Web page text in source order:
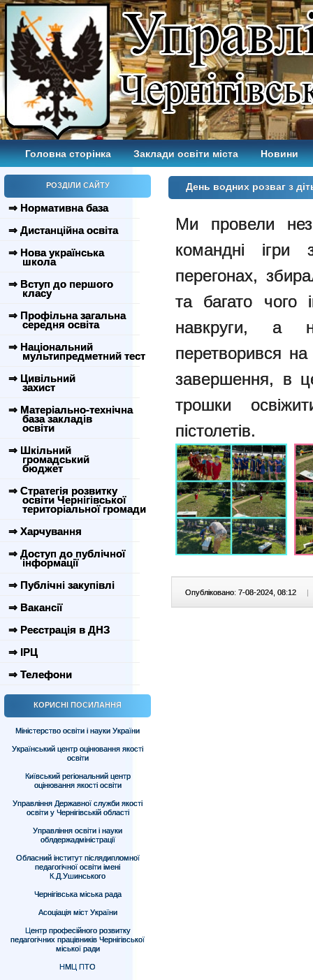
Головна сторінка Заклади освіти міста Новини
РОЗДІЛИ САЙТУ
⇒ Нормативна база
⇒ Дистанційна освіта
⇒ Нова українська
школа
⇒ Вступ до першого
класу
⇒ Профільна загальна
середня освіта
⇒ Національний
мультипредметний тест
⇒ Цивільний
захист
⇒ Матеріально-технічна
база закладів
освіти
⇒ Шкільний
громадський
бюджет
⇒ Стратегія розвитку
освіти Чернігівської
територіальної громади
⇒ Харчування
⇒ Доступ до публічної
інформації
⇒ Публічні закупівлі
⇒ Вакансії
⇒ Реєстрація в ДНЗ
⇒ ІРЦ
⇒ Телефони
КОРИСНІ ПОСИЛАННЯ
Міністерство освіти і науки України
Український центр оцінювання якості
освіти
Київський регіональний центр
оцінювання якості освіти
Управління Державної служби якості
освіти у Чернігівській області
Управління освіти і науки
облдержадміністрації
Обласний інститут післядипломної
педагогічної освіти імені
К.Д.Ушинського
Чернігівська міська рада
Асоціація міст України
Центр професійного розвитку
педагогічних працівників Чернігівської
міської ради
НМЦ ПТО
День водних розваг з
Ми провели
командні
перегонах,
та багато чого
навкруги, а
перетворився
завершення, в
трошки
пістолетів.
Опубліковано: 7-08-2024, 08:12 |